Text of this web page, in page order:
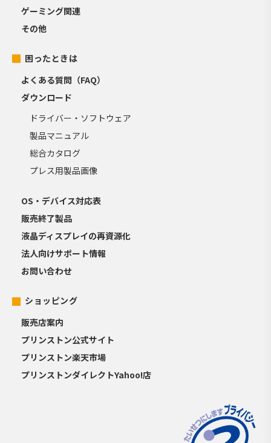
ゲーミング関連
その他
困ったときは
よくある質問（FAQ）
ダウンロード
ドライバー・ソフトウェア
製品マニュアル
総合カタログ
プレス用製品画像
OS・デバイス対応表
販売終了製品
液晶ディスプレイの再資源化
法人向けサポート情報
お問い合わせ
ショッピング
販売店案内
プリンストン公式サイト
プリンストン楽天市場
プリンストンダイレクトYahoo!店